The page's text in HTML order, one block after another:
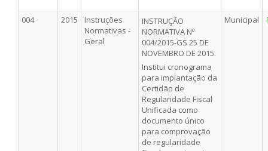
004 2015
Instruções
Normativas -
Geral
INSTRUÇÃO
NORMATIVA Nº
004/2015-GS 25 DE
NOVEMBRO DE 2015.
Institui cronograma
para implantação da
Certidão de
Regularidade Fiscal
Unificada como
documento único
para comprovação
de regularidade
Municipal